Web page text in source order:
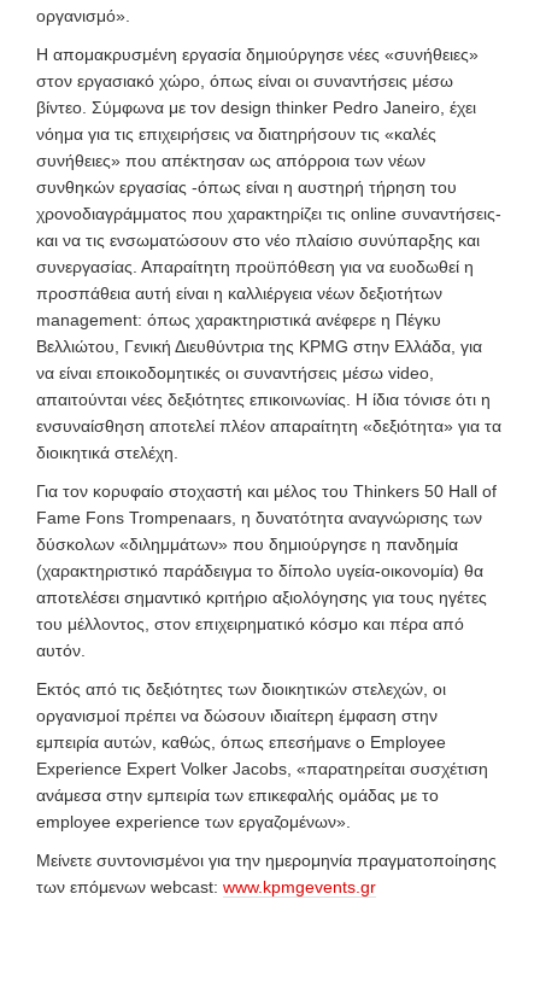
οργανισμό».
Η απομακρυσμένη εργασία δημιούργησε νέες «συνήθειες»
στον εργασιακό χώρο, όπως είναι οι συναντήσεις μέσω
βίντεο. Σύμφωνα με τον design thinker Pedro Janeiro, έχει
νόημα για τις επιχειρήσεις να διατηρήσουν τις «καλές
συνήθειες» που απέκτησαν ως απόρροια των νέων
συνθηκών εργασίας -όπως είναι η αυστηρή τήρηση του
χρονοδιαγράμματος που χαρακτηρίζει τις online συναντήσεις-
και να τις ενσωματώσουν στο νέο πλαίσιο συνύπαρξης και
συνεργασίας. Απαραίτητη προϋπόθεση για να ευοδωθεί η
προσπάθεια αυτή είναι η καλλιέργεια νέων δεξιοτήτων
management: όπως χαρακτηριστικά ανέφερε η Πέγκυ
Βελλιώτου, Γενική Διευθύντρια της KPMG στην Ελλάδα, για
να είναι εποικοδομητικές οι συναντήσεις μέσω video,
απαιτούνται νέες δεξιότητες επικοινωνίας. Η ίδια τόνισε ότι η
ενσυναίσθηση αποτελεί πλέον απαραίτητη «δεξιότητα» για τα
διοικητικά στελέχη.
Για τον κορυφαίο στοχαστή και μέλος του Thinkers 50 Hall of
Fame Fons Trompenaars, η δυνατότητα αναγνώρισης των
δύσκολων «διλημμάτων» που δημιούργησε η πανδημία
(χαρακτηριστικό παράδειγμα το δίπολο υγεία-οικονομία) θα
αποτελέσει σημαντικό κριτήριο αξιολόγησης για τους ηγέτες
του μέλλοντος, στον επιχειρηματικό κόσμο και πέρα από
αυτόν.
Εκτός από τις δεξιότητες των διοικητικών στελεχών, οι
οργανισμοί πρέπει να δώσουν ιδιαίτερη έμφαση στην
εμπειρία αυτών, καθώς, όπως επεσήμανε ο Employee
Experience Expert Volker Jacobs, «παρατηρείται συσχέτιση
ανάμεσα στην εμπειρία των επικεφαλής ομάδας με το
employee experience των εργαζομένων».
Μείνετε συντονισμένοι για την ημερομηνία πραγματοποίησης
των επόμενων webcast: www.kpmgevents.gr